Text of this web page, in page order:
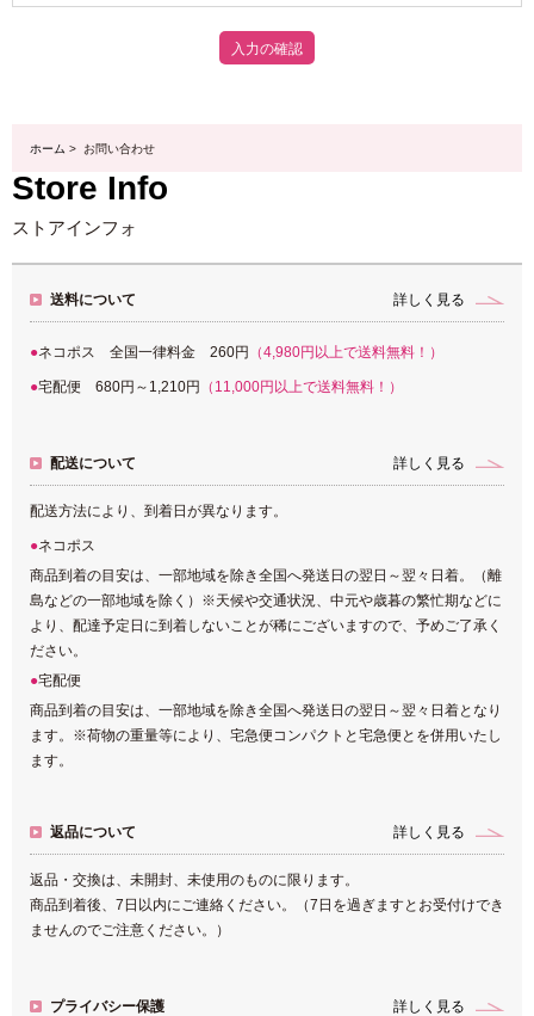
ホーム > お問い合わせ
Store Info
ストアインフォ
送料について 詳しく見る
ネコポス 全国一律料金 260円 （4,980円以上で送料無料！）
宅配便 680円～1,210円 （11,000円以上で送料無料！）
配送について 詳しく見る
配送方法により、到着日が異なります。
ネコポス
商品到着の目安は、一部地域を除き全国へ発送日の翌日～翌々日着。（離
島などの一部地域を除く）※天候や交通状況、中元や歳暮の繁忙期などに
より、配達予定日に到着しないことが稀にございますので、予めご了承く
ださい。
宅配便
商品到着の目安は、一部地域を除き全国へ発送日の翌日～翌々日着となり
ます。※荷物の重量等により、宅急便コンパクトと宅急便とを併用いたし
ます。
返品について 詳しく見る
返品・交換は、未開封、未使用のものに限ります。
商品到着後、7日以内にご連絡ください。（7日を過ぎますとお受付けでき
ませんのでご注意ください。）
プライバシー保護 詳しく見る